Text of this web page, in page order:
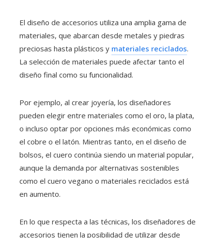
El diseño de accesorios utiliza una amplia gama de
materiales, que abarcan desde metales y piedras
preciosas hasta plásticos y materiales reciclados.
La selección de materiales puede afectar tanto el
diseño final como su funcionalidad.
Por ejemplo, al crear joyería, los diseñadores
pueden elegir entre materiales como el oro, la plata,
o incluso optar por opciones más económicas como
el cobre o el latón. Mientras tanto, en el diseño de
bolsos, el cuero continúa siendo un material popular,
aunque la demanda por alternativas sostenibles
como el cuero vegano o materiales reciclados está
en aumento.
En lo que respecta a las técnicas, los diseñadores de
accesorios tienen la posibilidad de utilizar desde